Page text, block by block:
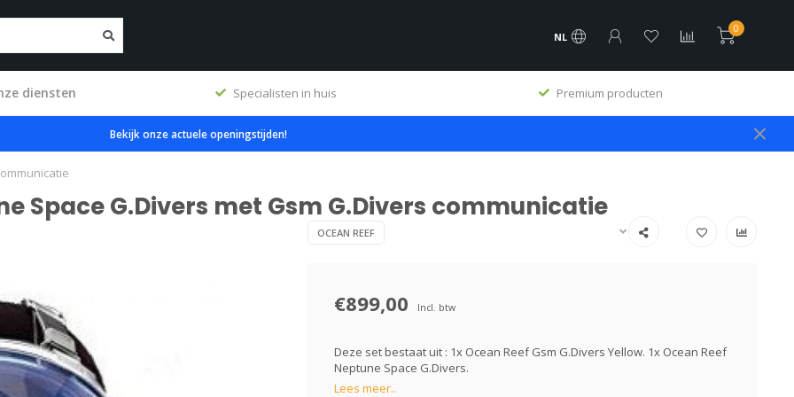
NL
0
diensten Specialisten in huis Premium producten
Bekijk onze actuele openingstijden!
Space G.Divers met Gsm G.Divers communicatie
OCEAN REEF
€899,00 Incl. btw
Deze set bestaat uit : 1x Ocean Reef Gsm G.Divers Yellow. 1x Ocean Reef
Neptune Space G.Divers.
Lees meer..